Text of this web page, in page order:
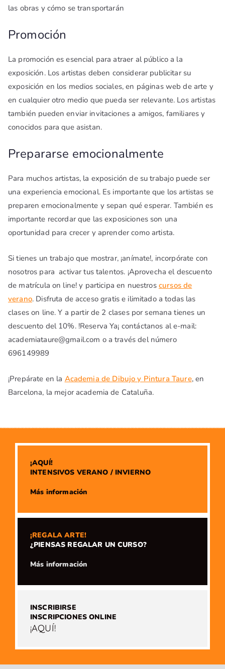
las obras y cómo se transportarán
Promoción
La promoción es esencial para atraer al público a la
exposición. Los artistas deben considerar publicitar su
exposición en los medios sociales, en páginas web de arte y
en cualquier otro medio que pueda ser relevante. Los artistas
también pueden enviar invitaciones a amigos, familiares y
conocidos para que asistan.
Prepararse emocionalmente
Para muchos artistas, la exposición de su trabajo puede ser
una experiencia emocional. Es importante que los artistas se
preparen emocionalmente y sepan qué esperar. También es
importante recordar que las exposiciones son una
oportunidad para crecer y aprender como artista.
Si tienes un trabajo que mostrar, ¡anímate!, incorpórate con
nosotros para activar tus talentos. ¡Aprovecha el descuento
de matrícula on line! y participa en nuestros cursos de
verano. Disfruta de acceso gratis e ilimitado a todas las
clases on line. Y a partir de 2 clases por semana tienes un
descuento del 10%. !Reserva Ya¡ contáctanos al e-mail:
academiataure@gmail.com o a través del número
696149989
¡Prepárate en la Academia de Dibujo y Pintura Taure, en
Barcelona, la mejor academia de Cataluña.
¡AQUÍ!
INTENSIVOS VERANO / INVIERNO
​Más información
¡REGALA ARTE!
¿PIENSAS REGALAR UN CURSO?
​Más información
INSCRIBIRSE
INSCRIPCIONES ONLINE
¡AQUÍ!